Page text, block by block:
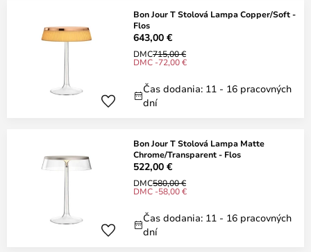
Bon Jour T Stolová Lampa Copper/Soft -
Flos
643,00 €
DMC715,00 €
DMC -72,00 €
Čas dodania: 11 - 16 pracovných
dní
Bon Jour T Stolová Lampa Matte
Chrome/Transparent - Flos
522,00 €
DMC580,00 €
DMC -58,00 €
Čas dodania: 11 - 16 pracovných
dní